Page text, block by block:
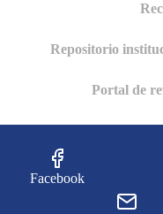
Repositorio
Portal de
Facebook